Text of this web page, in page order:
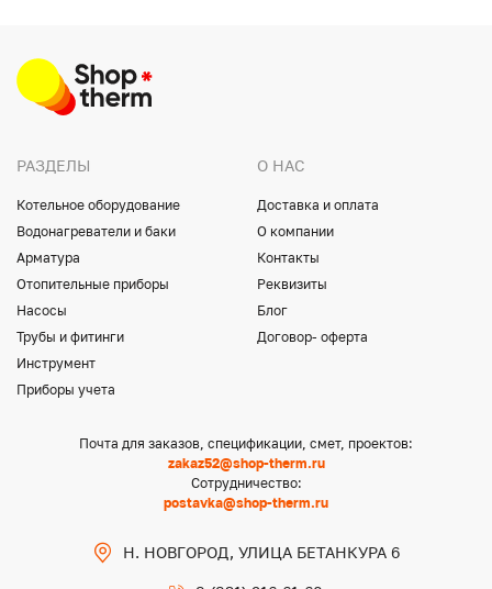
РАЗДЕЛЫ
Котельное оборудование
Водонагреватели и баки
Арматура
Отопительные приборы
Насосы
Трубы и фитинги
Инструмент
Приборы учета
О НАС
Доставка и оплата
О компании
Контакты
Реквизиты
Блог
Договор- оферта
Почта для заказов, спецификации, смет, проектов:
zakaz52@shop-therm.ru
Сотрудничество:
postavka@shop-therm.ru
Н. НОВГОРОД, УЛИЦА БЕТАНКУРА 6